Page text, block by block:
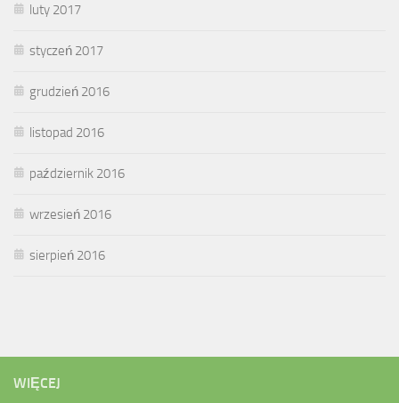
luty 2017
styczeń 2017
grudzień 2016
listopad 2016
październik 2016
wrzesień 2016
sierpień 2016
WIĘCEJ